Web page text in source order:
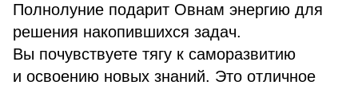
Полнолуние подарит Овнам энергию для
решения накопившихся задач.
Вы почувствуете тягу к саморазвитию
и освоению новых знаний. Это отличное